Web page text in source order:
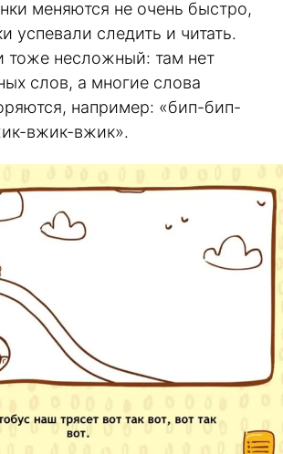
меняются не очень быстро,
успевали следить и читать.
тоже несложный: там нет
слов, а многие слова
например: «бип-бип-
вжик-вжик».